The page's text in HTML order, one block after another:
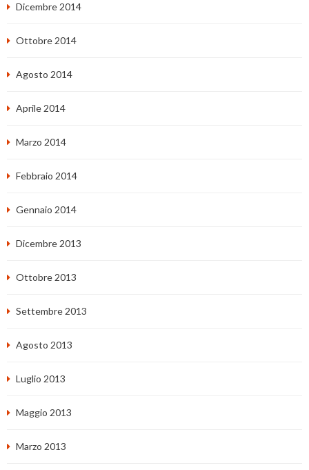
Dicembre 2014
Ottobre 2014
Agosto 2014
Aprile 2014
Marzo 2014
Febbraio 2014
Gennaio 2014
Dicembre 2013
Ottobre 2013
Settembre 2013
Agosto 2013
Luglio 2013
Maggio 2013
Marzo 2013